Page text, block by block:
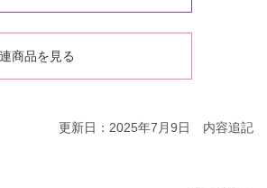
商品を見る
更新日：2025年7月9日 内容追記